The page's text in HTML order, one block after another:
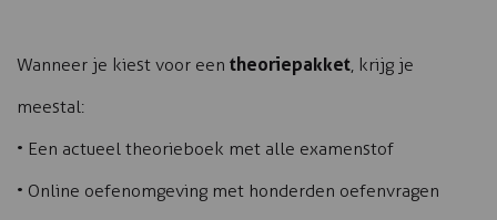
Wanneer je kiest voor een theoriepakket, krijg je
meestal:
• Een actueel theorieboek met alle examenstof
• Online oefenomgeving met honderden oefenvragen